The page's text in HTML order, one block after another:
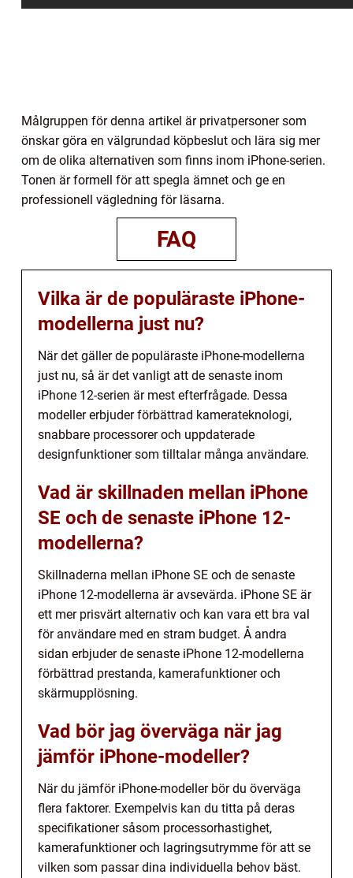
Målgruppen för denna artikel är privatpersoner som
önskar göra en välgrundad köpbeslut och lära sig mer
om de olika alternativen som finns inom iPhone-serien.
Tonen är formell för att spegla ämnet och ge en
professionell vägledning för läsarna.
FAQ
Vilka är de populäraste iPhone-
modellerna just nu?
När det gäller de populäraste iPhone-modellerna
just nu, så är det vanligt att de senaste inom
iPhone 12-serien är mest efterfrågade. Dessa
modeller erbjuder förbättrad kamerateknologi,
snabbare processorer och uppdaterade
designfunktioner som tilltalar många användare.
Vad är skillnaden mellan iPhone
SE och de senaste iPhone 12-
modellerna?
Skillnaderna mellan iPhone SE och de senaste
iPhone 12-modellerna är avsevärda. iPhone SE är
ett mer prisvärt alternativ och kan vara ett bra val
för användare med en stram budget. Å andra
sidan erbjuder de senaste iPhone 12-modellerna
förbättrad prestanda, kamerafunktioner och
skärmupplösning.
Vad bör jag överväga när jag
jämför iPhone-modeller?
När du jämför iPhone-modeller bör du överväga
flera faktorer. Exempelvis kan du titta på deras
specifikationer såsom processorhastighet,
kamerafunktioner och lagringsutrymme för att se
vilken som passar dina individuella behov bäst.